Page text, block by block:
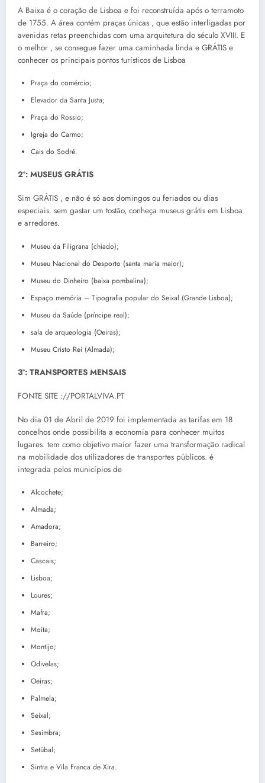
A Baixa é o coração de Lisboa e foi reconstruída após o terramoto
de 1755. A área contém praças únicas , que estão interligadas por
avenidas retas preenchidas com uma arquitetura do século XVIII. E
o melhor , se consegue fazer uma caminhada linda e GRÁTIS e
conhecer os principais pontos turísticos de Lisboa
Praça do comércio;
Elevador da Santa Justa;
Praça do Rossio;
Igreja do Carmo;
Cais do Sodré.
2º: MUSEUS GRÁTIS
Sim GRÁTIS , e não é só aos domingos ou feriados ou dias
especiais. sem gastar um tostão, conheça museus grátis em Lisboa
e arredores.
Museu da Filigrana (chiado);
Museu Nacional do Desporto (santa maria maior);
Museu do Dinheiro (baixa pombalina);
Espaço memória – Tipografia popular do Seixal (Grande Lisboa);
Museu da Saúde (príncipe real);
sala de arqueologia (Oeiras);
Museu Cristo Rei (Almada);
3º: TRANSPORTES MENSAIS
FONTE SITE ://PORTALVIVA.PT
No dia 01 de Abril de 2019 foi implementada as tarifas em 18
concelhos onde possibilita a economia para conhecer muitos
lugares. tem como objetivo maior fazer uma transformação radical
na mobilidade dos utilizadores de transportes públicos. é
integrada pelos municípios de
Alcochete;
Almada;
Amadora;
Barreiro;
Cascais;
Lisboa;
Loures;
Mafra;
Moita;
Montijo;
Odivelas;
Oeiras;
Palmela;
Seixal;
Sesimbra;
Setúbal;
Sintra e Vila Franca de Xira.